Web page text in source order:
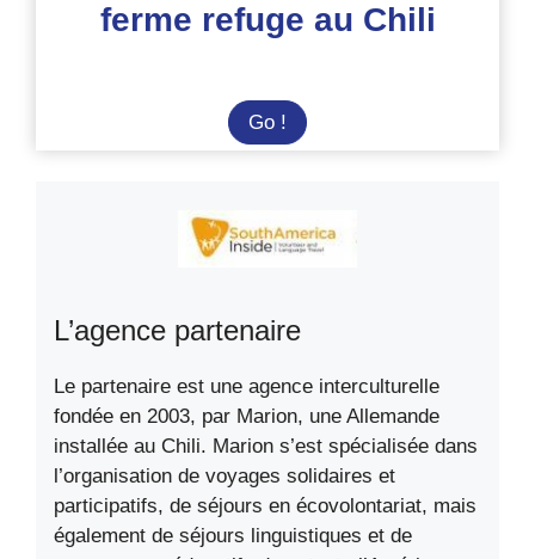
ferme refuge au Chili
Go ! Immersion
dans
refuge
L’agence partenaire
Le partenaire est une agence interculturelle
fondée en 2003, par Marion, une Allemande
installée au Chili. Marion s’est spécialisée dans
l’organisation de voyages solidaires et
participatifs, de séjours en écovolontariat, mais
également de séjours linguistiques et de